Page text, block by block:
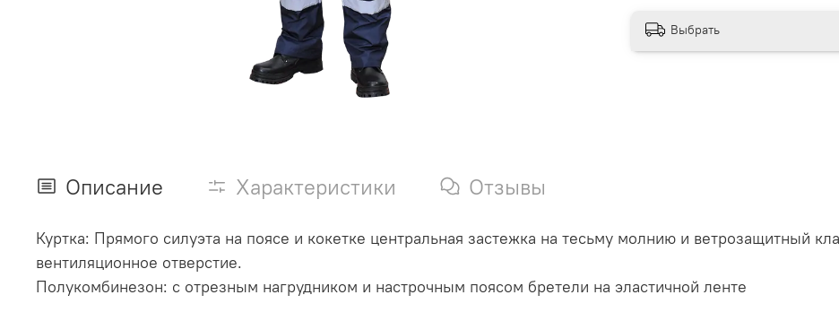
Выбрать
Описание Характеристики Отзывы
Куртка: Прямого силуэта на поясе и кокетке центральная застежка на тесьму молнию и ветрозащитный
вентиляционное отверстие.
Полукомбинезон: с отрезным нагрудником и настрочным поясом бретели на эластичной ленте